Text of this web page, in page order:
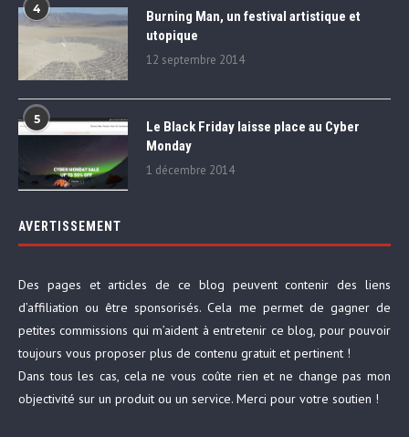
4
Burning Man, un festival artistique et
utopique
12 septembre 2014
5
Le Black Friday laisse place au Cyber
Monday
1 décembre 2014
AVERTISSEMENT
Des pages et articles de ce blog peuvent contenir des liens
d’affiliation ou être sponsorisés. Cela me permet de gagner de
petites commissions qui m’aident à entretenir ce blog, pour pouvoir
toujours vous proposer plus de contenu gratuit et pertinent !
Dans tous les cas, cela ne vous coûte rien et ne change pas mon
objectivité sur un produit ou un service. Merci pour votre soutien !